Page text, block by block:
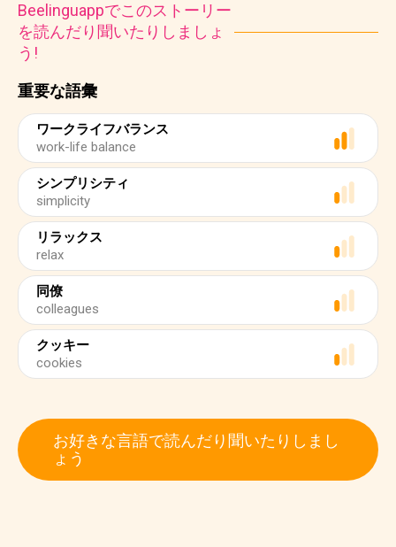
重要な語彙
ワークライフバランス
work-life balance
シンプリシティ
simplicity
リラックス
relax
同僚
colleagues
クッキー
cookies
Beelinguappでこのストーリー
を読んだり聞いたりしましょ
う!
お好きな言語で読んだり聞いたりしまし
ょう